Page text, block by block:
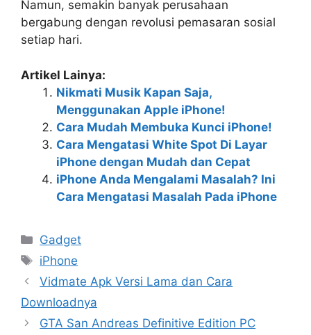
Namun, semakin banyak perusahaan
bergabung dengan revolusi pemasaran sosial
setiap hari.
Artikel Lainya:
Nikmati Musik Kapan Saja,
Menggunakan Apple iPhone!
Cara Mudah Membuka Kunci iPhone!
Cara Mengatasi White Spot Di Layar
iPhone dengan Mudah dan Cepat
iPhone Anda Mengalami Masalah? Ini
Cara Mengatasi Masalah Pada iPhone
Kategori
Gadget
Tag
iPhone
Vidmate Apk Versi Lama dan Cara
Downloadnya
GTA San Andreas Definitive Edition PC